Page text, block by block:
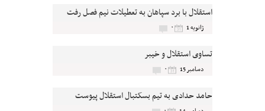
استقلال با برد سپاهان به تعطیلات نیم فصل رفت
ژانویه 1 ۰
تساوی استقلال و خیبر
دسامبر 15 ۰
حامد حدادی به تیم بسکتبال استقلال پیوست